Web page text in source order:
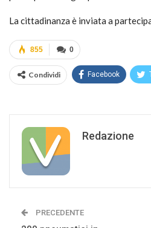
La cittadinanza è inviata a
0
855
Condividi Facebook
Redazione
PRECEDENTE